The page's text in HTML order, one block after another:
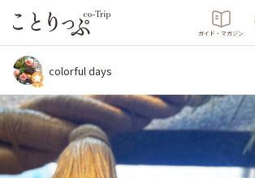
ガイド・マガジン
colorful days